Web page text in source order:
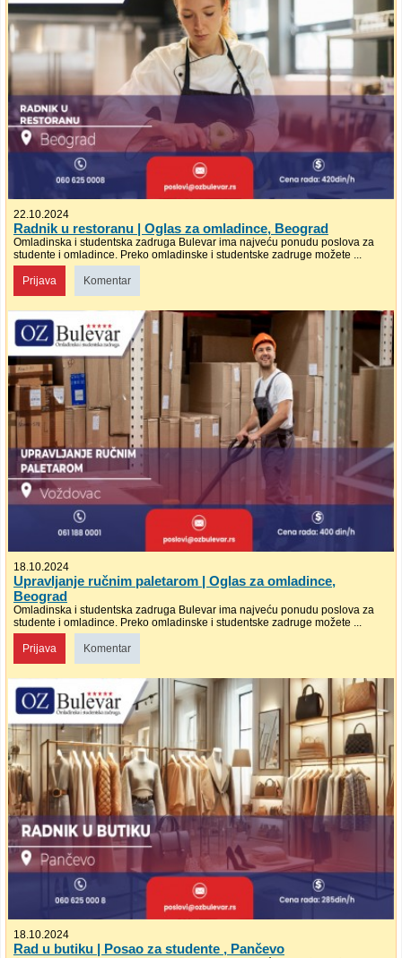
22.10.2024
Radnik u restoranu | Oglas za omladince, Beograd
Omladinska i studentska zadruga Bulevar ima najveću ponudu poslova za
studente i omladince. Preko omladinske i studentske zadruge možete ...
Prijava Komentar
18.10.2024
Upravljanje ručnim paletarom | Oglas za omladince,
Beograd
Omladinska i studentska zadruga Bulevar ima najveću ponudu poslova za
studente i omladince. Preko omladinske i studentske zadruge možete ...
Prijava Komentar
18.10.2024
Rad u butiku | Posao za studente , Pančevo